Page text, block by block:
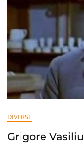
DIVERSE
Grigore